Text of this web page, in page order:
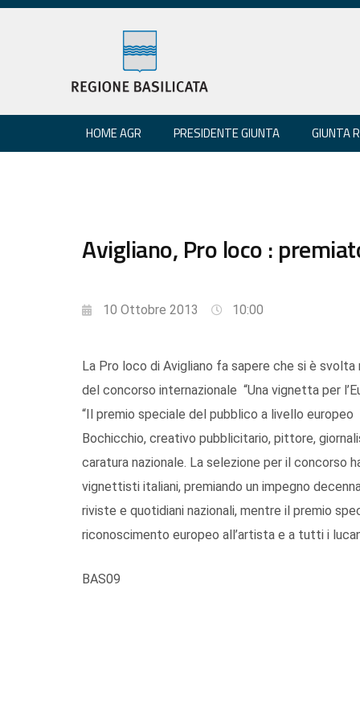
HOME AGR PRESIDENTE GIUNTA GIUNTA
Avigliano, Pro loco :
10 Ottobre 2013 10:00
La Pro loco di Avigliano fa sapere che si è
del concorso internazionale “Una vignetta per
“Il premio speciale del pubblico a livello europeo
Bochicchio, creativo pubblicitario, pittore,
caratura nazionale. La selezione per il concorso
vignettisti italiani, premiando un impegno
riviste e quotidiani nazionali, mentre il premio
riconoscimento europeo all’artista e a tutti i
BAS09